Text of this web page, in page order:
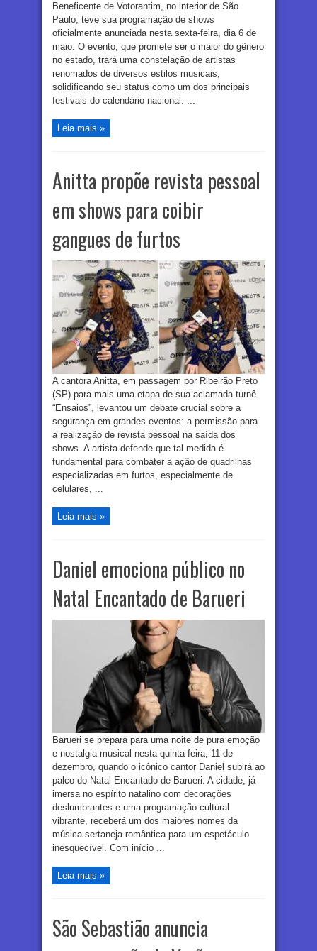
Beneficente de Votorantim, no interior de São
Paulo, teve sua programação de shows
oficialmente anunciada nesta sexta-feira, dia 6 de
maio. O evento, que promete ser o maior do gênero
no estado, trará uma constelação de artistas
renomados de diversos estilos musicais,
solidificando seu status como um dos principais
festivais do calendário nacional. ...
Leia mais »
Anitta propõe revista pessoal
em shows para coibir
gangues de furtos
A cantora Anitta, em passagem por Ribeirão Preto
(SP) para mais uma etapa de sua aclamada turnê
“Ensaios”, levantou um debate crucial sobre a
segurança em grandes eventos: a permissão para
a realização de revista pessoal na saída dos
shows. A artista defende que tal medida é
fundamental para combater a ação de quadrilhas
especializadas em furtos, especialmente de
celulares, ...
Leia mais »
Daniel emociona público no
Natal Encantado de Barueri
Barueri se prepara para uma noite de pura emoção
e nostalgia musical nesta quinta-feira, 11 de
dezembro, quando o icônico cantor Daniel subirá ao
palco do Natal Encantado de Barueri. A cidade, já
imersa no espírito natalino com decorações
deslumbrantes e uma programação cultural
vibrante, receberá um dos maiores nomes da
música sertaneja romântica para um espetáculo
inesquecível. Com início ...
Leia mais »
São Sebastião anuncia